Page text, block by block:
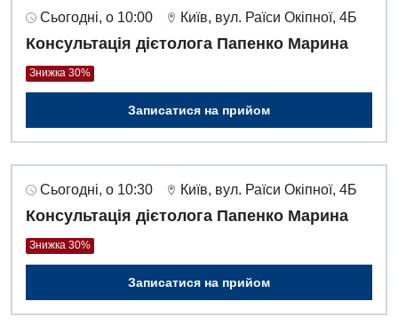
Сьогодні, о 10:00 Київ, вул. Раїси Окіпної, 4Б
Консультація дієтолога Папенко Марина
Знижка 30%
Записатися на прийом
Сьогодні, о 10:30 Київ, вул. Раїси Окіпної, 4Б
Консультація дієтолога Папенко Марина
Знижка 30%
Записатися на прийом